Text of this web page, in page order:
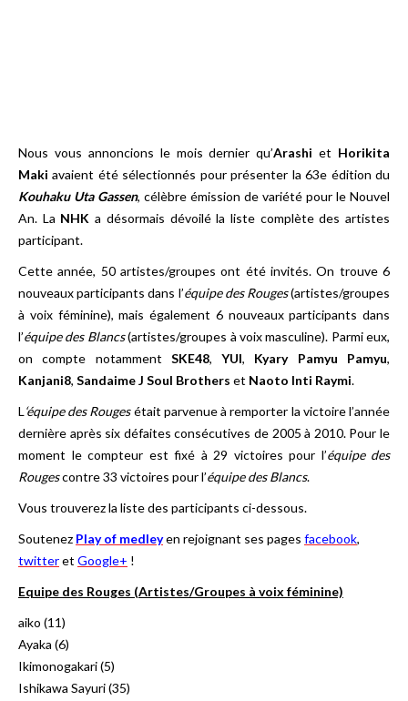
Nous vous annoncions le mois dernier qu’Arashi et Horikita
Maki avaient été sélectionnés pour présenter la 63e édition du
Kouhaku Uta Gassen, célèbre émission de variété pour le Nouvel
An. La NHK a désormais dévoilé la liste complète des artistes
participant.
Cette année, 50 artistes/groupes ont été invités. On trouve 6
nouveaux participants dans l’équipe des Rouges(artistes/groupes
à voix féminine), mais également 6 nouveaux participants dans
l’équipe des Blancs(artistes/groupes à voix masculine). Parmi eux,
on compte notamment SKE48,YUI, Kyary Pamyu Pamyu,
Kanjani8, Sandaime J Soul Brothers et Naoto Inti Raymi.
L‘équipe des Rougesétait parvenue à remporter la victoire l’année
dernière après six défaites consécutives de 2005 à 2010. Pour le
moment le compteur est fixé à 29 victoires pour l’équipe des
Rougescontre 33 victoires pour l’équipe des Blancs.
Vous trouverez la liste des participants ci-dessous.
Soutenez Play of medleyen rejoignant ses pages facebook,
twitteret Google+ !
Equipe des Rouges (Artistes/Groupes à voix féminine)
aiko (11)
Ayaka (6)
Ikimonogakari (5)
Ishikawa Sayuri (35)